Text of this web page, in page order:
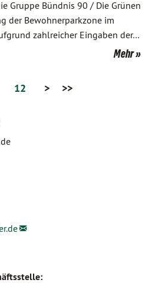
Gruppe Bündnis 90 / Die Grünen
der Bewohnerparkzone im
zahlreicher Eingaben der…
Mehr
12 > >>